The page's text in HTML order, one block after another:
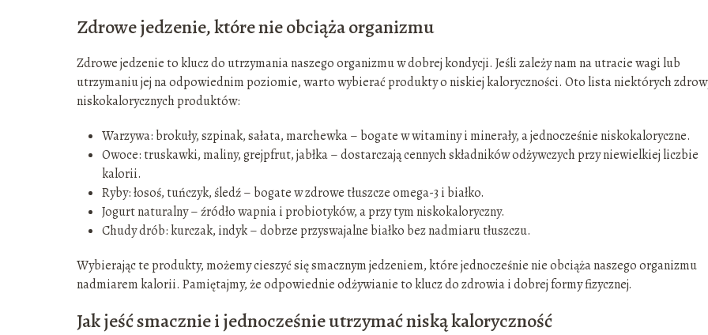
Zdrowe jedzenie, które nie obciąża organizmu
Zdrowe jedzenie to klucz do utrzymania naszego organizmu w dobrej kondycji. Jeśli zależy nam na utracie wagi lub
utrzymaniu jej na odpowiednim poziomie, warto wybierać produkty o niskiej kaloryczności. Oto lista niektórych
niskokalorycznych produktów:
Warzywa: brokuły, szpinak, sałata, marchewka – bogate w witaminy i minerały, a jednocześnie niskokaloryczne.
Owoce: truskawki, maliny, grejpfrut, jabłka – dostarczają cennych składników odżywczych przy niewielkiej liczbie
kalorii.
Ryby: łosoś, tuńczyk, śledź – bogate w zdrowe tłuszcze omega-3 i białko.
Jogurt naturalny – źródło wapnia i probiotyków, a przy tym niskokaloryczny.
Chudy drób: kurczak, indyk – dobrze przyswajalne białko bez nadmiaru tłuszczu.
Wybierając te produkty, możemy cieszyć się smacznym jedzeniem, które jednocześnie nie obciąża naszego organizmu
nadmiarem kalorii. Pamiętajmy, że odpowiednie odżywianie to klucz do zdrowia i dobrej formy fizycznej.
Jak jeść smacznie i jednocześnie utrzymać niską kaloryczność